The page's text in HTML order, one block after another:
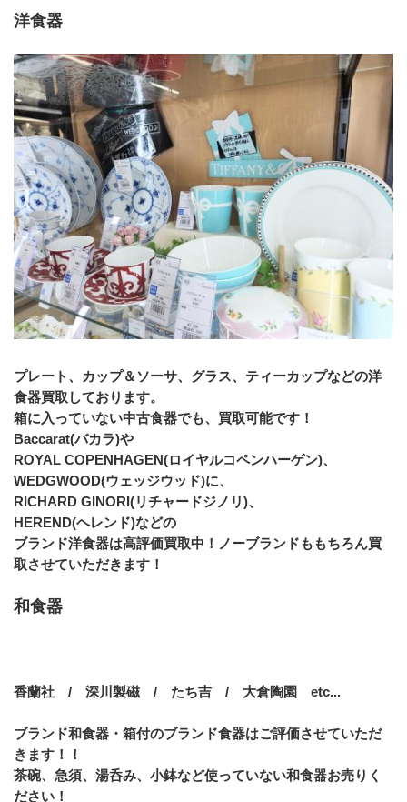
洋食器
プレート、カップ＆ソーサ、グラス、ティーカップなどの洋
食器買取しております。
箱に入っていない中古食器でも、買取可能です！
Baccarat(バカラ)や
ROYAL COPENHAGEN(ロイヤルコペンハーゲン)、
WEDGWOOD(ウェッジウッド)に、
RICHARD GINORI(リチャードジノリ)、
HEREND(ヘレンド)などの
ブランド洋食器は高評価買取中！ノーブランドももちろん買
取させていただきます！
和食器
香蘭社　/　深川製磁　/　たち吉　/　大倉陶園　etc...
ブランド和食器・箱付のブランド食器はご評価させていただ
きます！！
茶碗、急須、湯呑み、小鉢など使っていない和食器お売りく
ださい！